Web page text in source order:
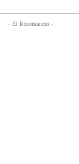
- Et Recomanem -